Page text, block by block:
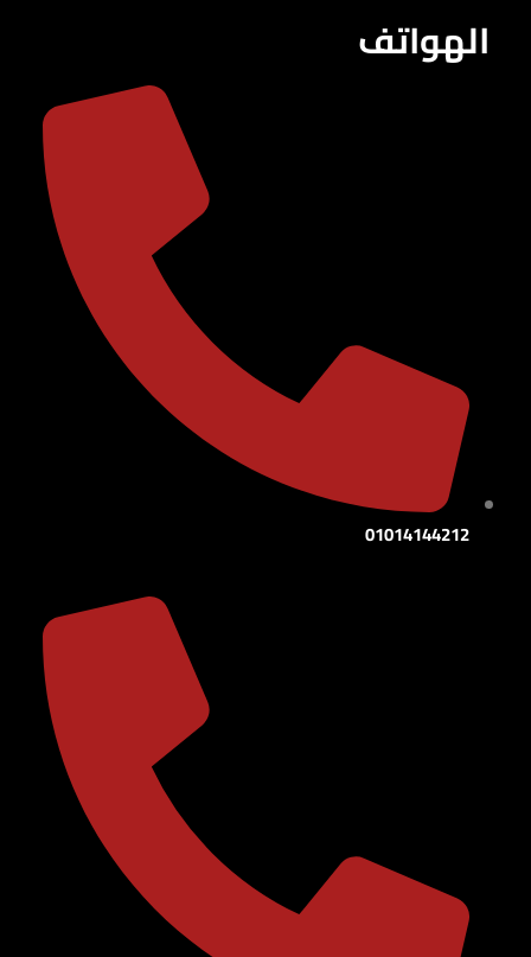
الهواتف
01014144212